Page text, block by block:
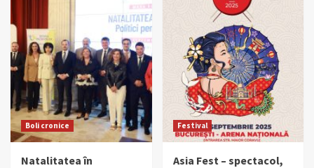
Boli cronice
Natalitatea în
Festival
Asia Fest – spectacol,